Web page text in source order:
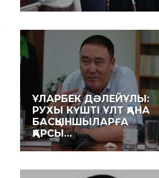
ҰЛАРБЕК ДӘЛЕЙҰЛЫ:
РУХЫ КҮШТІ ҰЛТ ҚАНА
БАСҚЫНШЫЛАРҒА
ҚАРСЫ…